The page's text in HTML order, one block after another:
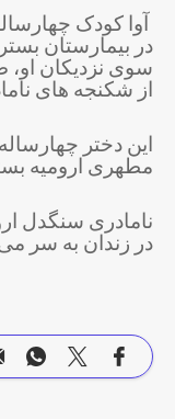
آوا کودک
در بیمارستان
سوی نزدیکان
از شکنجه های
مطهری ارومیه
نامادری سنگدل
در زندان به سر می